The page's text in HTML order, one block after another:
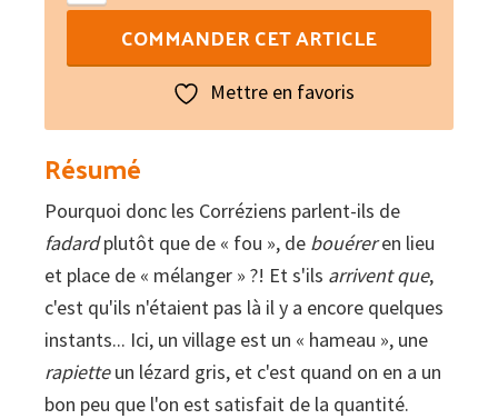
de
Corrèze
:
200
régionalismes
expliqués
et
illustrés
COMMANDER CET ARTICLE
Mettre en favoris
Résumé
Pourquoi donc les Corréziens parlent-ils de
fadardplutôt que de « fou », de bouéreren lieu
et place de « mélanger » ?! Et s'ils arrivent que,
c'est qu'ils n'étaient pas là il y a encore quelques
instants... Ici, un village est un « hameau », une
rapietteun lézard gris, et c'est quand on en a un
bon peu que l'on est satisfait de la quantité.